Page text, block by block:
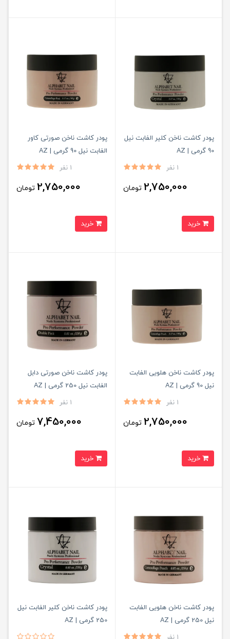
پودر کاشت ناخن کلیر الفابت نیل
90 گرمی | AZ
1 نفر
2,750,000 تومان
پودر کاشت ناخن صورتی کاور
الفابت نیل 90 گرمی | AZ
1 نفر
2,750,000 تومان
پودر کاشت ناخن هلویی الفابت
نیل 90 گرمی | AZ
1 نفر
2,750,000 تومان
پودر کاشت ناخن صورتی دابل
الفابت نیل 250 گرمی | AZ
1 نفر
7,450,000 تومان
پودر کاشت ناخن هلویی الفابت
نیل 250 گرمی | AZ
1 نفر
پودر کاشت ناخن کلیر الفابت نیل
250 گرمی | AZ